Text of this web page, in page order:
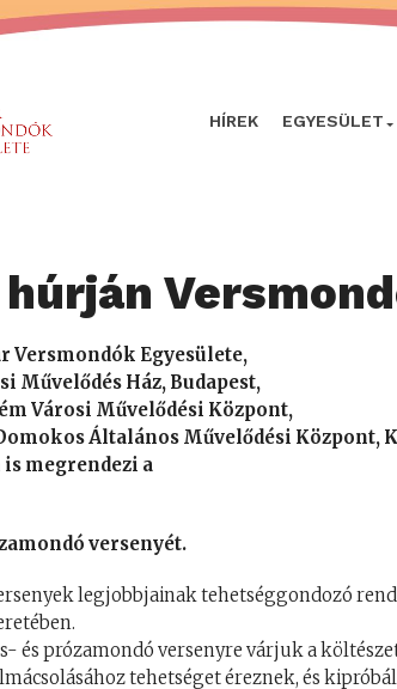
HÍREK EGYESÜLET
Versmondók Egyesülete,
Művelődés Ház, Budapest,
Városi Művelődési Központ,
Általános Művelődési Központ,
is megrendezi a
versenyét.
legjobbjainak tehetséggondozó
és prózamondó versenyre várjuk a
tehetséget éreznek, és